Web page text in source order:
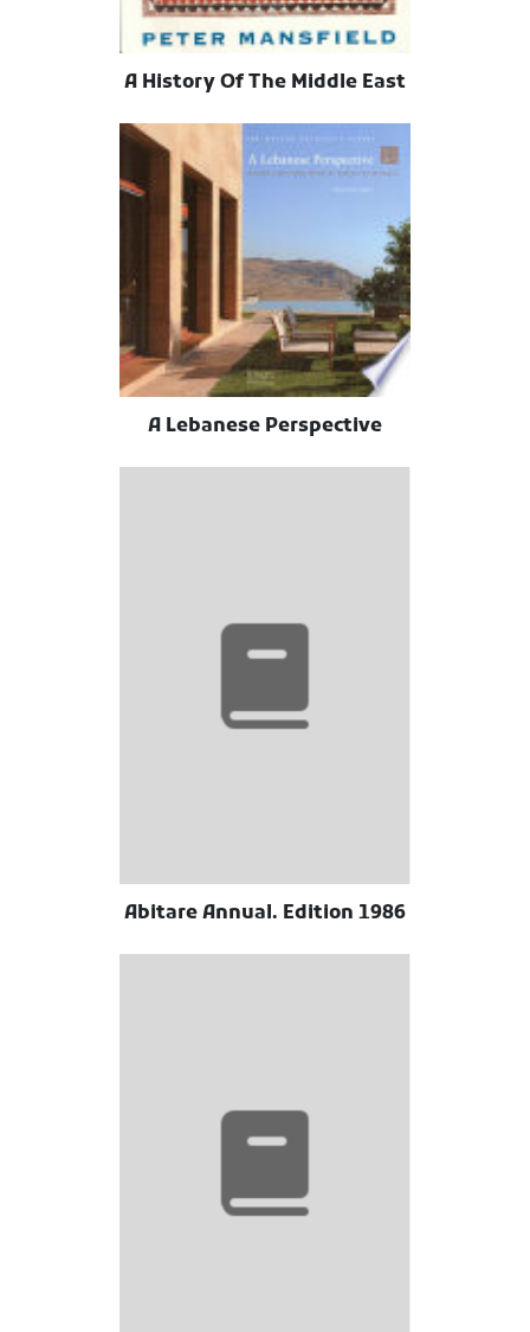
A History Of The Middle East
A Lebanese Perspective
Abitare Annual. Edition 1986